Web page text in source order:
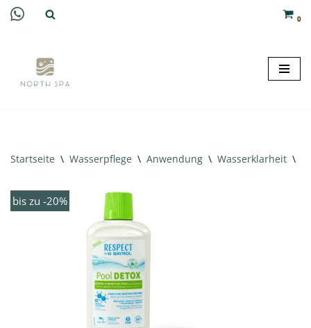
springen
0
Startseite \ Wasserpflege \ Anwendung \ Wasserklarheit \
bis zu -20%